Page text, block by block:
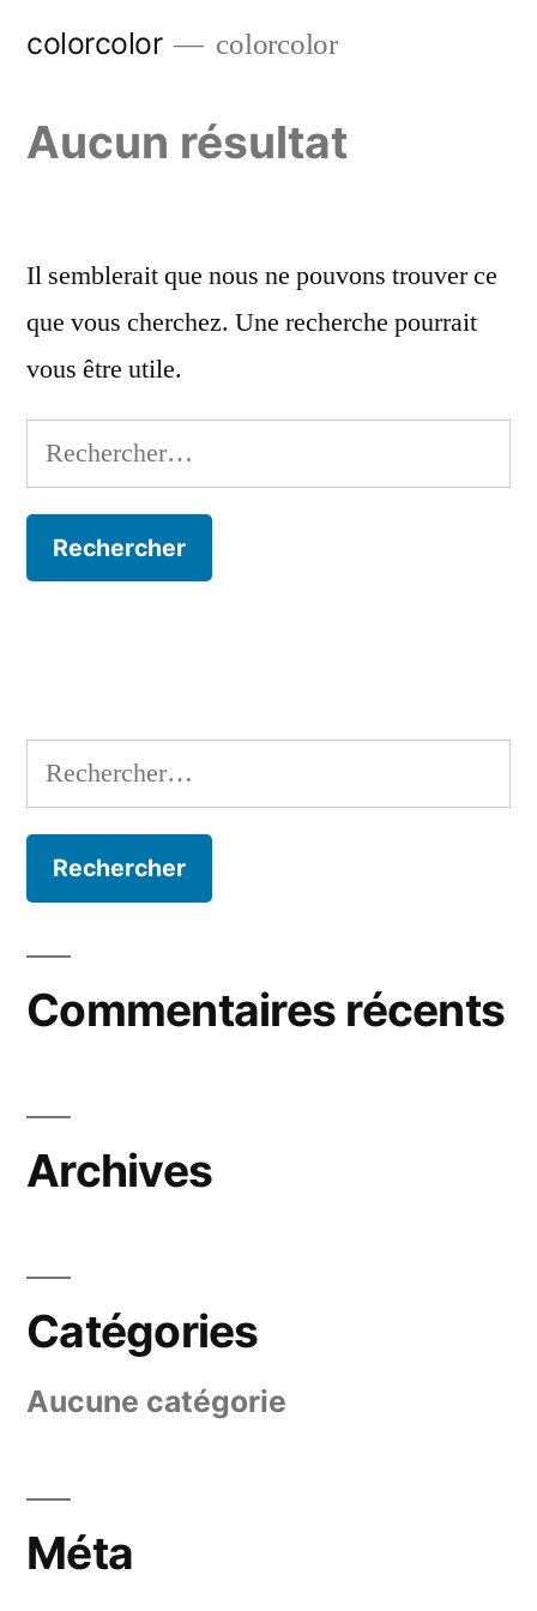
colorcolor colorcolor
Aucun résultat
Il semblerait que nous ne pouvons trouver ce
que vous cherchez. Une recherche pourrait
vous être utile.
Rechercher :
Rechercher :
Commentaires récents
Archives
Catégories
Aucune catégorie
Méta